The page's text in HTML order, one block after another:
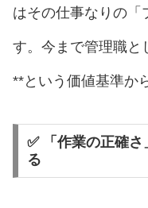
はその仕事なりの「
す。今まで管理職と
**という価値基準か
✅ 「作業の正確
る